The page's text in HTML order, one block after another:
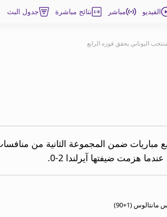
الفيديو مباشر نتائج مباشرة جدول البث
اليوناني يحقق فوزه الرابع
مباريات ضمن المجموعة الثانية من
هزمت ضيفتها آيرلندا 2-0.